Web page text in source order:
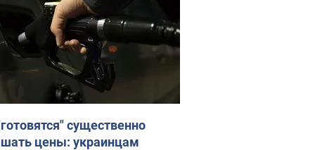
существенно
цены: украинцам